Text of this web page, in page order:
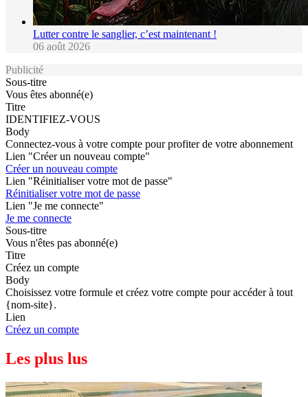
Lutter contre le sanglier, c’est maintenant !
06 août 2026
Publicité
Sous-titre
Vous êtes abonné(e)
Titre
IDENTIFIEZ-VOUS
Body
Connectez-vous à votre compte pour profiter de votre abonnement
Lien "Créer un nouveau compte"
Créer un nouveau compte
Lien "Réinitialiser votre mot de passe"
Réinitialiser votre mot de passe
Lien "Je me connecte"
Je me connecte
Sous-titre
Vous n'êtes pas abonné(e)
Titre
Créez un compte
Body
Choisissez votre formule et créez votre compte pour accéder à tout
{nom-site}.
Lien
Créez un compte
Les plus lus